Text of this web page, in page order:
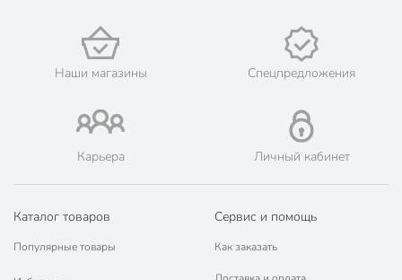
Наши магазины Спецпредложения
Карьера Личный кабинет
Каталог товаров
Популярные товары
Сервис и помощь
Как заказать